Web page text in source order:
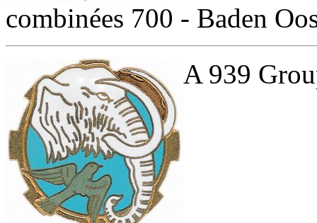
combinées 700 - Baden
A 939